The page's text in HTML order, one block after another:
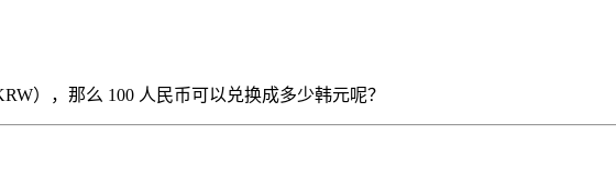
），那么 100 人民币可以兑换成多少韩元呢？